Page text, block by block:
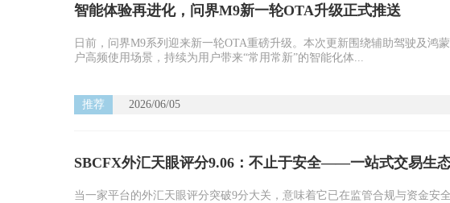
智能体验再进化，问界M9新一轮OTA升级正式推送
日前，问界M9系列迎来新一轮OTA重磅升级。本次更新围绕辅助驾驶及鸿
户高频使用场景，持续为用户带来“常用常新”的智能化体...
推荐 2026/06/05
SBCFX外汇天眼评分9.06：不止于安全——一站式交易生
当一家平台的外汇天眼评分突破9分大关，意味着它已在监管合规与资金安